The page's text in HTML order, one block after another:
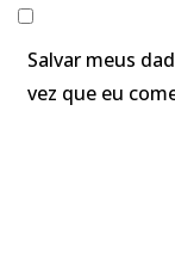
Salvar meus
vez que eu